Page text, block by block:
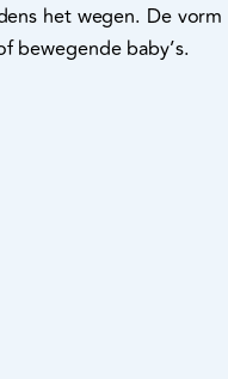
het wegen. De vorm
bewegende baby’s.